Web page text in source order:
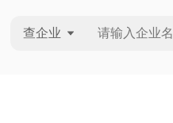
查企业